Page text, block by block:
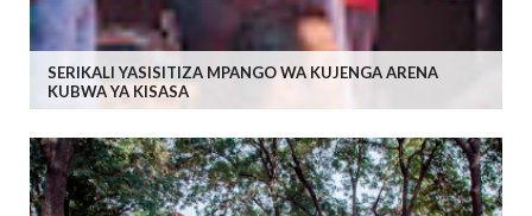
SERIKALI YASISITIZA MPANGO WA KUJENGA ARENA
KUBWA YA KISASA